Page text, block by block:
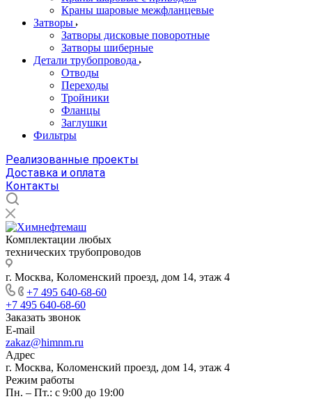
Краны шаровые межфланцевые
Затворы
Затворы дисковые поворотные
Затворы шиберные
Детали трубопровода
Отводы
Переходы
Тройники
Фланцы
Заглушки
Фильтры
Реализованные проекты
Доставка и оплата
Контакты
Комплектации любых
технических трубопроводов
г. Москва, Коломенский проезд, дом 14, этаж 4
+7 495 640-68-60
+7 495 640-68-60
Заказать звонок
E-mail
zakaz@himnm.ru
Адрес
г. Москва, Коломенский проезд, дом 14, этаж 4
Режим работы
Пн. – Пт.: с 9:00 до 19:00